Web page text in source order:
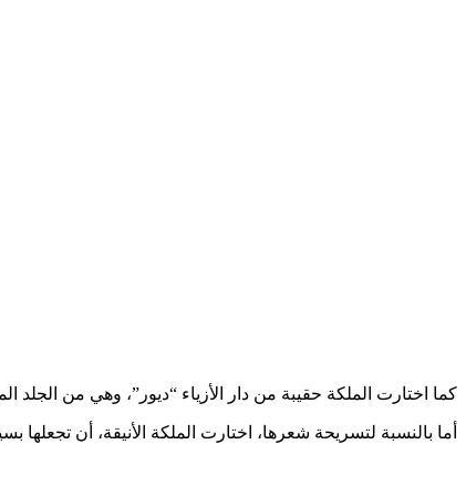
كما اختارت الملكة حقيبة من دار الأزياء “ديور”، وهي من الجلد
أما بالنسبة لتسريحة شعرها، اختارت الملكة الأنيقة، أن